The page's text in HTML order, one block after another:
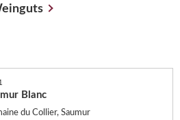
Blanc
du Collier, Saumur